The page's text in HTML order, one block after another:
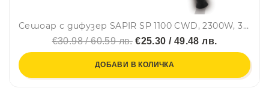
Сешоар с дифузер SAPIR SP 1100 CWD, 2300W, 3 нива на температура, Концентратор, Червен
€30.98 / 60.59 лв.€25.30 / 49.48 лв.
ДОБАВИ В КОЛИЧКА